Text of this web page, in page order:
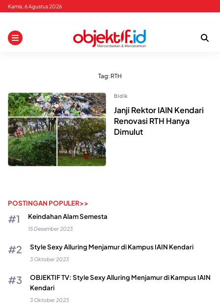
Skip
content
Kamis, 6 Agustus 2026
Tag: RTH
Bidik
Janji Rektor IAIN Kendari
Renovasi RTH Hanya
Dimulut
POSTINGAN POPULER>>
Keindahan Alam Semesta
15 Desember 2023
Style Sexy Alluring Menjamur di Kampus IAIN Kendari
3 Oktober 2023
OBJEKTIF TV: Style Sexy Alluring Menjamur di Kampus IAIN
Kendari
3 Oktober 2023